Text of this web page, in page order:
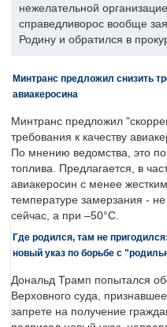
нежелательной
справедливорос вообще
Родину и обратился в
Минтранс предложил снизить
авиакеросина
Минтранс предложил
требования к качеству
По мнению ведомства, это
топлива. Предлагается, в
авиакеросин с менее
температуре замерзания -
сейчас, а при –50°C.
Где родился, там не
новый указ по борьбе с
Дональд Трамп попытался
Верховного суда,
запрете на получение